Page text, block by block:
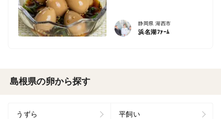
静岡県 湖西市
浜名湖ﾌｧｰﾑ
島根県の卵から探す
うずら 平飼い